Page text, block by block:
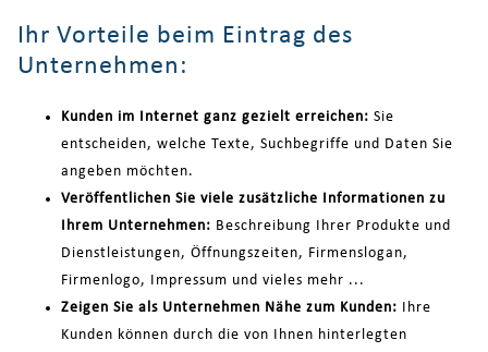
Ihr Vorteile beim Eintrag des
Unternehmen:
Kunden im Internet ganz gezielt erreichen: Sie
entscheiden, welche Texte, Suchbegriffe und Daten Sie
angeben möchten.
Veröffentlichen Sie viele zusätzliche Informationen zu
Ihrem Unternehmen: Beschreibung Ihrer Produkte und
Dienstleistungen, Öffnungszeiten, Firmenslogan,
Firmenlogo, Impressum und vieles mehr ...
Zeigen Sie als Unternehmen Nähe zum Kunden: Ihre
Kunden können durch die von Ihnen hinterlegten